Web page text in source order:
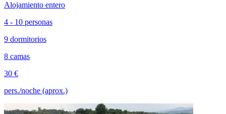
Alojamiento entero
4 - 10 personas
9 dormitorios
8 camas
30 €
pers./noche (aprox.)